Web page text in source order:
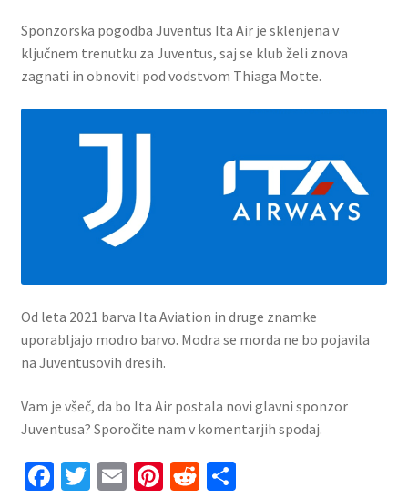
Sponzorska pogodba Juventus Ita Air je sklenjena v
ključnem trenutku za Juventus, saj se klub želi znova
zagnati in obnoviti pod vodstvom Thiaga Motte.
Od leta 2021 barva Ita Aviation in druge znamke
uporabljajo modro barvo. Modra se morda ne bo pojavila
na Juventusovih dresih.
Vam je všeč, da bo Ita Air postala novi glavni sponzor
Juventusa? Sporočite nam v komentarjih spodaj.
Fa T E Pi R S